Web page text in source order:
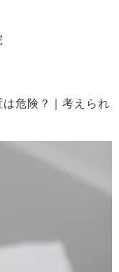
は危険？｜考えられ